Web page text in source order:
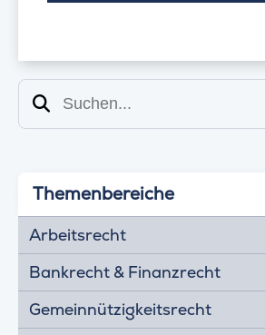
Suchen
Themenbereiche
Arbeitsrecht
Bankrecht & Finanzrecht
Gemeinnützigkeitsrecht